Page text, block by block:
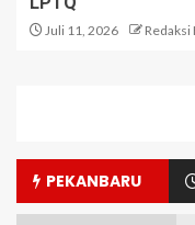
Juli 11, 2026
PEKANBARU